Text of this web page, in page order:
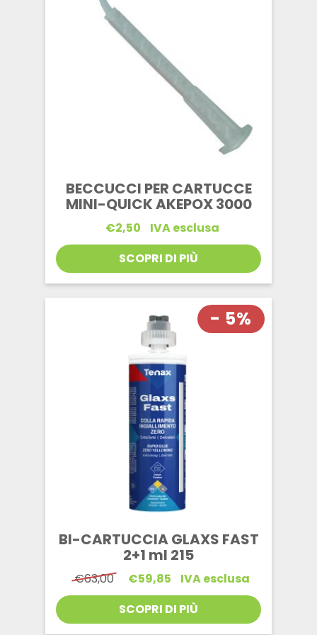
BECCUCCI PER CARTUCCE
MINI-QUICK AKEPOX 3000
€2,50
IVA esclusa
SCOPRI DI PIÙ
- 5%
BI-CARTUCCIA GLAXS FAST
2+1 ml 215
€63,00 Il
originale
era:
€63,00.
€59,85
Il
attuale
è:
€59,85.
IVA esclusa
SCOPRI DI PIÙ